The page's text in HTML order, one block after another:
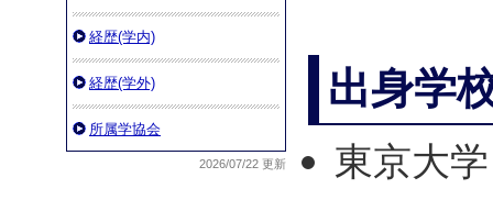
経歴(学内)
経歴(学外)
所属学協会
2026/07/22 更新
出身学
東京大